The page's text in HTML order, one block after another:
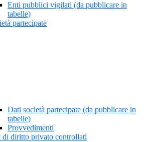
Enti pubblici vigilati (da pubblicare in
tabelle)
partecipate
Dati società partecipate (da pubblicare in
tabelle)
Provvedimenti
di diritto privato controllati